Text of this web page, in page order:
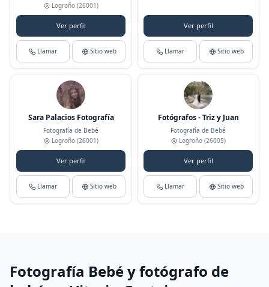
Logroño (26001)
Ver perfil
Llamar Sitio web
Ver perfil
Llamar Sitio web
Sara Palacios Fotografía
Fotografía de Bebé
Logroño (26001)
Ver perfil
Llamar Sitio web
Fotógrafos - Triz y Juan
Fotografía de Bebé
Logroño (26005)
Ver perfil
Llamar Sitio web
Fotografía Bebé y fotógrafo de